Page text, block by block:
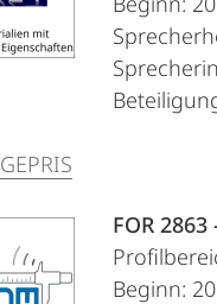
GEPRIS
FOR
Beginn: